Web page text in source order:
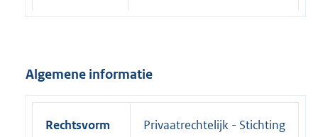
Algemene informatie
Rechtsvorm Privaatrechtelijk - Stichting